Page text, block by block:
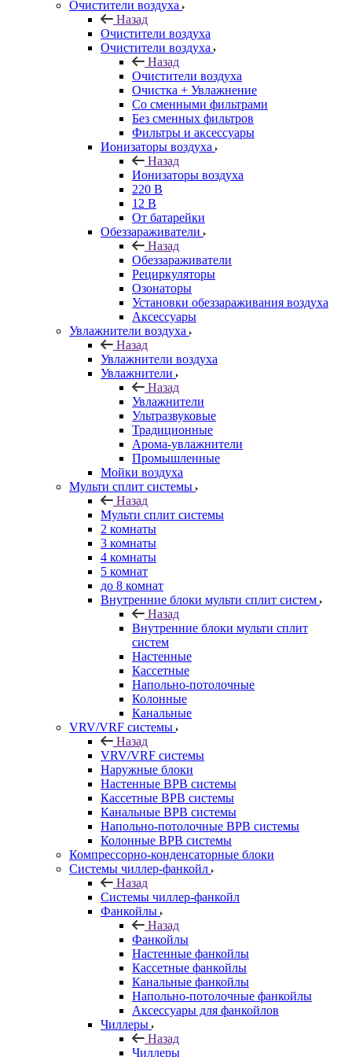
Очистители воздуха
Назад
Очистители воздуха
Очистители воздуха
Назад
Очистители воздуха
Очистка + Увлажнение
Cо сменными фильтрами
Без сменных фильтров
Фильтры и аксессуары
Ионизаторы воздуха
Назад
Ионизаторы воздуха
220 В
12 В
От батарейки
Обеззараживатели
Назад
Обеззараживатели
Рециркуляторы
Озонаторы
Установки обеззараживания воздуха
Аксессуары
Увлажнители воздуха
Назад
Увлажнители воздуха
Увлажнители
Назад
Увлажнители
Ультразвуковые
Традиционные
Арома-увлажнители
Промышленные
Мойки воздуха
Мульти сплит системы
Назад
Мульти сплит системы
2 комнаты
3 комнаты
4 комнаты
5 комнат
до 8 комнат
Внутренние блоки мульти сплит систем
Назад
Внутренние блоки мульти сплит
систем
Настенные
Кассетные
Напольно-потолочные
Колонные
Канальные
VRV/VRF системы
Назад
VRV/VRF системы
Наружные блоки
Настенные ВРВ системы
Кассетные ВРВ системы
Канальные ВРВ системы
Напольно-потолочные ВРВ системы
Колонные ВРВ системы
Компрессорно-конденсаторные блоки
Системы чиллер-фанкойл
Назад
Системы чиллер-фанкойл
Фанкойлы
Назад
Фанкойлы
Настенные фанкойлы
Кассетные фанкойлы
Канальные фанкойлы
Напольно-потолочные фанкойлы
Аксессуары для фанкойлов
Чиллеры
Назад
Чиллеры